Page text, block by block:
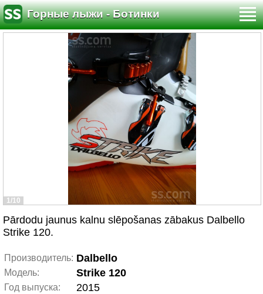
Горные лыжи - Ботинки
1/10
Pārdodu jaunus kalnu slēpošanas zābakus Dalbello
Strike 120.
Производитель: Dalbello
Модель: Strike 120
Год выпуска: 2015